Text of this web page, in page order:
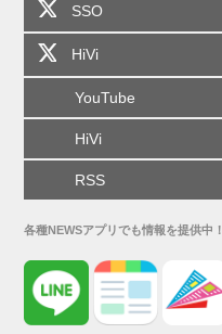
SSO
HiVi
YouTube
HiVi
RSS
各種NEWSアプリでも情報を提供中！